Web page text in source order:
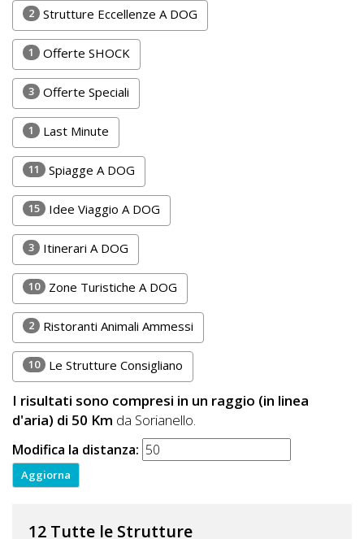
Noi
Inserisci
Attività
Accedi
Registrati
2 Strutture Eccellenze A DOG
1 Offerte SHOCK
3 Offerte Speciali
1 Last Minute
11 Spiagge A DOG
15 Idee Viaggio A DOG
3 Itinerari A DOG
10 Zone Turistiche A DOG
2 Ristoranti Animali Ammessi
10 Le Strutture Consigliano
I risultati sono compresi in un raggio (in linea
d'aria) di 50 Km da Sorianello.
Modifica la distanza:
12 Tutte le Strutture